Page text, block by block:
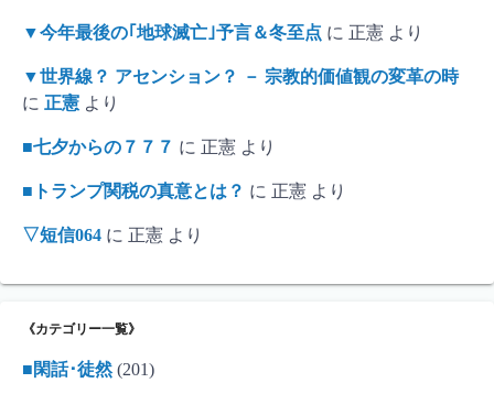
▼今年最後の｢地球滅亡｣予言＆冬至点 に 正憲 より
▼世界線？ アセンション？ － 宗教的価値観の変革の時
に 正憲 より
■七夕からの７７７ に 正憲 より
■トランプ関税の真意とは？ に 正憲 より
▽短信064 に 正憲 より
《カテゴリー一覧》
■閑話･徒然(201)